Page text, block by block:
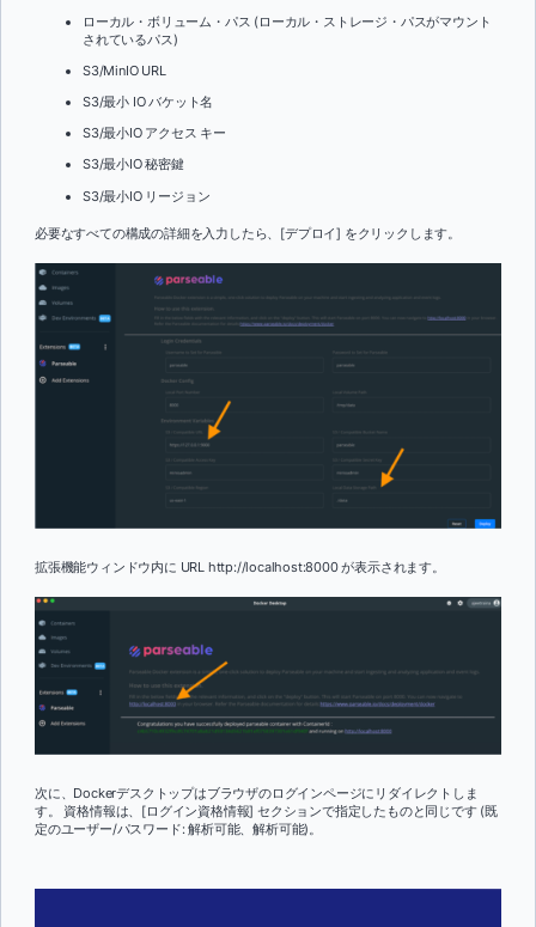
ローカル・ボリューム・パス (ローカル・ストレージ・パスがマウント
されているパス)
S3/MinIO URL
S3/最小 IO バケット名
S3/最小IO アクセス キー
S3/最小IO 秘密鍵
S3/最小IO リージョン
必要なすべての構成の詳細を入力したら、[デプロイ] をクリックします。
拡張機能ウィンドウ内に URL http://localhost:8000 が表示されます。
次に、Dockerデスクトップはブラウザのログインページにリダイレクトしま
す。 資格情報は、[ログイン資格情報] セクションで指定したものと同じです (既
定のユーザー/パスワード: 解析可能、解析可能)。